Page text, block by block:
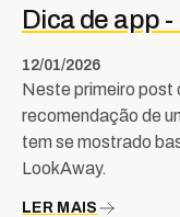
Dica de app
12/01/2026
Neste primeiro post
recomendação de
tem se mostrado
LookAway.
LER MAIS